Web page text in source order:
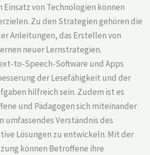
von Technologien können
Zu den Strategien gehören die
Anleitungen, das Erstellen von
neuer Lernstrategien.
to-Speech-Software und Apps
der Lesefähigkeit und der
hilfreich sein. Zudem ist es
und Pädagogen sich miteinander
umfassendes Verständnis des
Lösungen zu entwickeln. Mit der
können Betroffene ihre